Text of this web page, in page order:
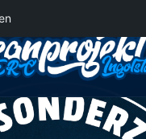
2026/2027 rollt nach Krefeld!